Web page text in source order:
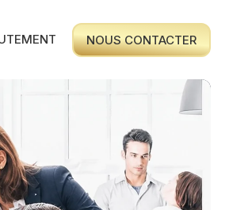
NOUS CONTACTER